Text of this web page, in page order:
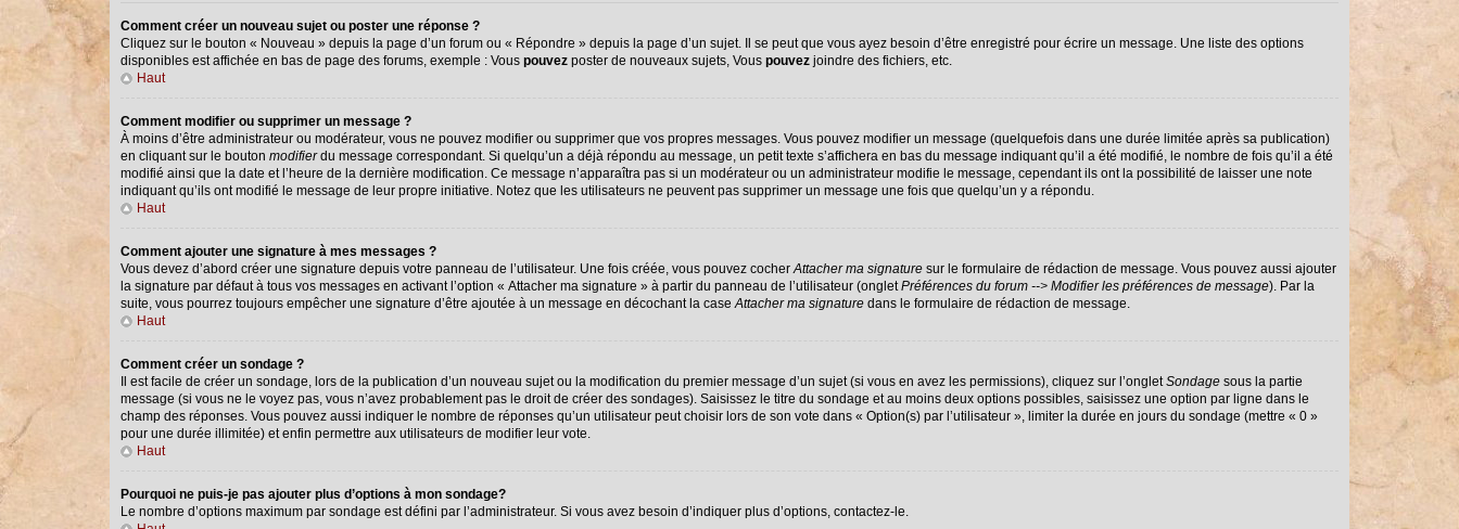
Comment créer un nouveau sujet ou poster une réponse ?
Cliquez sur le bouton « Nouveau » depuis la page d’un forum ou « Répondre » depuis la page d’un sujet. Il se peut que vous ayez besoin d’être enregistré pour écrire un message. Une liste des options
disponibles est affichée en bas de page des forums, exemple : Vous pouvezposter de nouveaux sujets, Vous pouvezjoindre des fichiers, etc.
Haut
Comment modifier ou supprimer un message ?
À moins d’être administrateur ou modérateur, vous ne pouvez modifier ou supprimer que vos propres messages. Vous pouvez modifier un message (quelquefois dans une durée limitée après sa publication)
en cliquant sur le bouton modifierdu message correspondant. Si quelqu’un a déjà répondu au message, un petit texte s’affichera en bas du message indiquant qu’il a été modifié, le nombre de fois qu’il a été
modifié ainsi que la date et l’heure de la dernière modification. Ce message n’apparaîtra pas si un modérateur ou un administrateur modifie le message, cependant ils ont la possibilité de laisser une note
indiquant qu’ils ont modifié le message de leur propre initiative. Notez que les utilisateurs ne peuvent pas supprimer un message une fois que quelqu’un y a répondu.
Haut
Comment ajouter une signature à mes messages ?
Vous devez d’abord créer une signature depuis votre panneau de l’utilisateur. Une fois créée, vous pouvez cocherAttacher ma signaturesur le formulaire de rédaction de message. Vous pouvez aussi ajouter
la signature par défaut à tous vos messages en activant l’option « Attacher ma signature » à partir du panneau de l’utilisateur (ongletPréférences du forum --> Modifier les préférences de message). Par la
suite, vous pourrez toujours empêcher une signature d’être ajoutée à un message en décochant la caseAttacher ma signaturedans le formulaire de rédaction de message.
Haut
Comment créer un sondage ?
Il est facile de créer un sondage, lors de la publication d’un nouveau sujet ou la modification du premier message d’un sujet (si vous en avez les permissions), cliquez sur l’ongletSondagesous la partie
message (si vous ne le voyez pas, vous n’avez probablement pas le droit de créer des sondages). Saisissez le titre du sondage et au moins deux options possibles, saisissez une option par ligne dans le
champ des réponses. Vous pouvez aussi indiquer le nombre de réponses qu’un utilisateur peut choisir lors de son vote dans « Option(s) par l’utilisateur », limiter la durée en jours du sondage (mettre « 0 »
pour une durée illimitée) et enfin permettre aux utilisateurs de modifier leur vote.
Haut
Pourquoi ne puis-je pas ajouter plus d’options à mon sondage?
Le nombre d’options maximum par sondage est défini par l’administrateur. Si vous avez besoin d’indiquer plus d’options, contactez-le.